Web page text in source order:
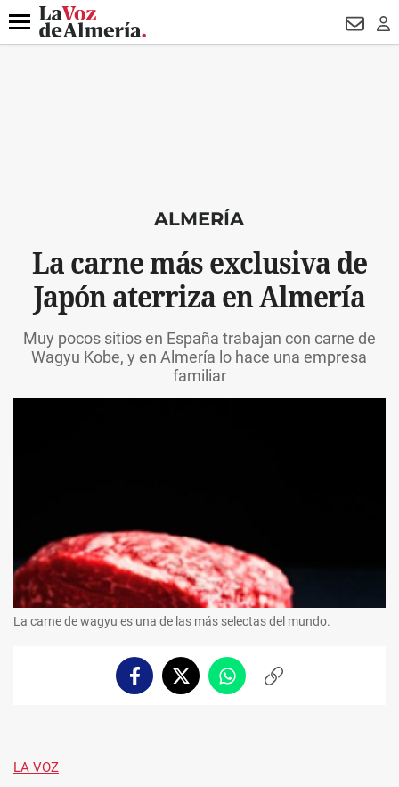
DESTACADO
Menú
ALMERÍA
La carne más exclusiva de
Japón aterriza en Almería
Muy pocos sitios en España trabajan con carne de
Wagyu Kobe, y en Almería lo hace una empresa
familiar
La carne de wagyu es una de las más selectas del mundo.
FacebookTwitterWhatsappCopiar
LA VOZ